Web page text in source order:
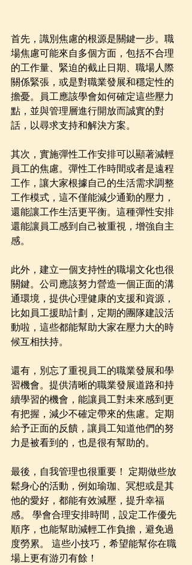
首先，識別焦慮的根源是關鍵一步。職
場焦慮可能來自多個方面，包括不合理
的工作量、緊迫的截止日期、職場人際
關係緊張，或是對職業發展和穩定性的
擔憂。員工應該學會如何確定這些壓力
點，並與管理層進行開放而誠實的對
話，以尋求支持和解決方案。
其次，實施彈性工作安排可以顯著減輕
員工的焦慮。彈性工作時間或者是遠程
工作，讓大家根據自己的生活需求調整
工作模式，這不僅能減少通勤的壓力，
還能讓工作生活更平衡。這種彈性安排
還能讓員工感到自己被重視，增強自主
感。
此外，建立一個支持性的職場文化也很
關鍵。公司應該努力營造一個正面的溝
通環境，提供心理健康的支援和資源，
比如員工援助計劃，定期的團隊建設活
動啦，這些都能幫助大家在壓力大的時
候互相扶持。
還有，別忘了重視員工的職業發展和學
習機會。提供清晰的職業發展道路和持
續學習的機會，能讓員工對未來感到更
有把握，減少不確定帶來的焦慮。定期
給予正面的反饋，讓員工知道他們的努
力是被看到的，也是很有幫助的。
最後，自我管理也很重要！ 定期做些放
鬆身心的活動，例如瑜珈、冥想或是其
他的愛好，都能有效減壓，提升幸福
感。 學會合理安排時間，設定工作優先
順序，也能幫助減輕工作負擔，避免過
度勞累。 這些小技巧，希望能幫你在職
場上更有游刃有餘！